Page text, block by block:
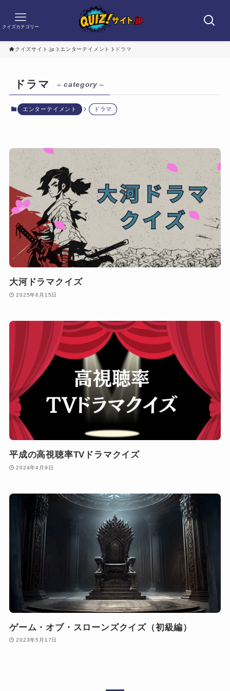
クイズカテゴリー
クイズサイト.jp エンターテイメント ドラマ
ドラマ – category –
エンターテイメント ドラマ
大河ドラマクイズ
2025年6月15日
平成の高視聴率TVドラマクイズ
2024年4月9日
ゲーム・オブ・スローンズクイズ（初級編）
2023年5月17日